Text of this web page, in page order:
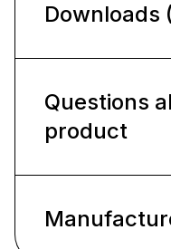
Downloads
Questions
product